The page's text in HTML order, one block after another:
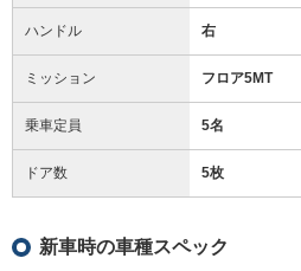
ハンドル 右
ミッション フロア5MT
乗車定員 5名
ドア数 5枚
新車時の車種スペック